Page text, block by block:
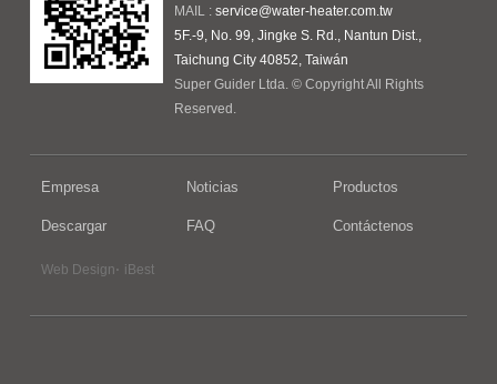
MAIL :service@water-heater.com.tw
5F.-9, No. 99, Jingke S. Rd., Nantun Dist.,
Taichung City 40852, Taiwán
Super Guider Ltda. © Copyright All Rights
Reserved.
Empresa Noticias Productos
Descargar FAQ Contáctenos
Web Design‧ iBest